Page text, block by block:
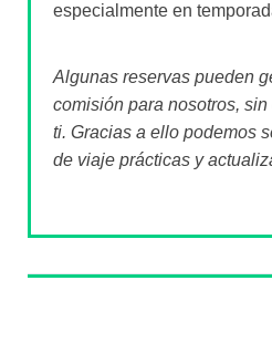
especialmente en
Algunas reservas pueden
comisión para nosotros,
ti. Gracias a ello podemos
de viaje prácticas y